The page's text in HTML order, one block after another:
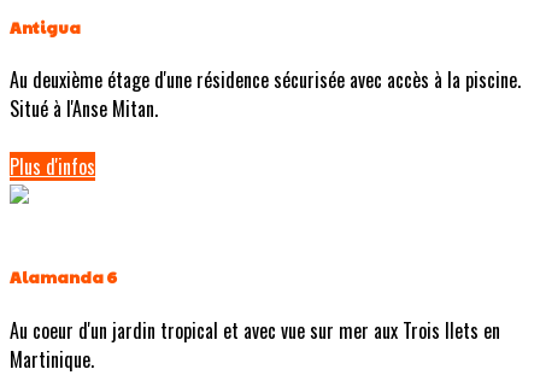
Antigua
Au deuxième étage d'une résidence sécurisée avec accès à la piscine.
Situé à l'Anse Mitan.
Plus d'infos
Alamanda 6
Au coeur d'un jardin tropical et avec vue sur mer aux Trois Ilets en
Martinique.